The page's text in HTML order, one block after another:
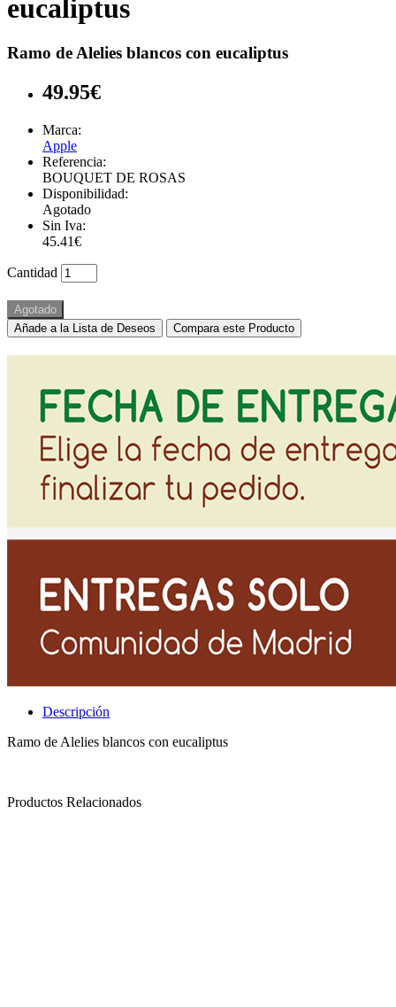
eucaliptus
Ramo de Alelies blancos con eucaliptus
49.95€
Marca:
Apple
Referencia:
BOUQUET DE ROSAS
Disponibilidad:
Agotado
Sin Iva:
45.41€
Cantidad
Agotado
Añade a la Lista de Deseos
Compara este Producto
Descripción
Ramo de Alelies blancos con eucaliptus
Productos Relacionados